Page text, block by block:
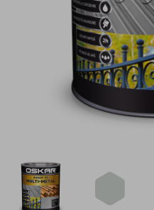
View larger image